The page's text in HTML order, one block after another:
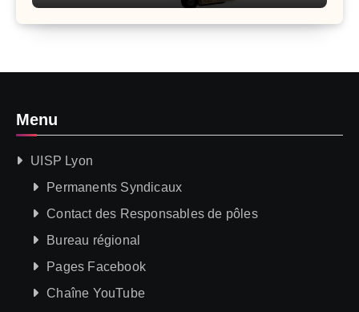
Menu
UISP Lyon
Permanents Syndicaux
Contact des Responsables de pôles
Bureau régional
Pages Facebook
Chaîne YouTube